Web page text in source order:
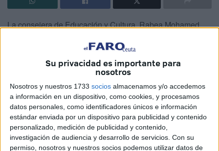
Su privacidad es importante para
nosotros
Nosotros y nuestros 1733 socios almacenamos y/o accedemos
a información en un dispositivo, como cookies, y procesamos
datos personales, como identificadores únicos e información
estándar enviada por un dispositivo para publicidad y contenido
personalizado, medición de publicidad y contenido,
investigación de audiencia y desarrollo de servicios. Con su
permiso, nosotros y nuestros socios podemos utilizar datos de
La consejera de Educación y Cultura, Rabea Mohamed,
del PSOE para crear un Premio Literario y otro Fotográfico
enfocados “a la promoción y difusión de ambas
disciplinas” por la existencia del Premio de las Artes y la
Cultura, que se concede bianualmente desde hace un
lustro. Durante su exposición, la miembro del Ejecutivo
local también recordó que la Administración apoya
habitualmente tanto la presentación de libros de autores
locales o relacionados con la ciudad como la realización